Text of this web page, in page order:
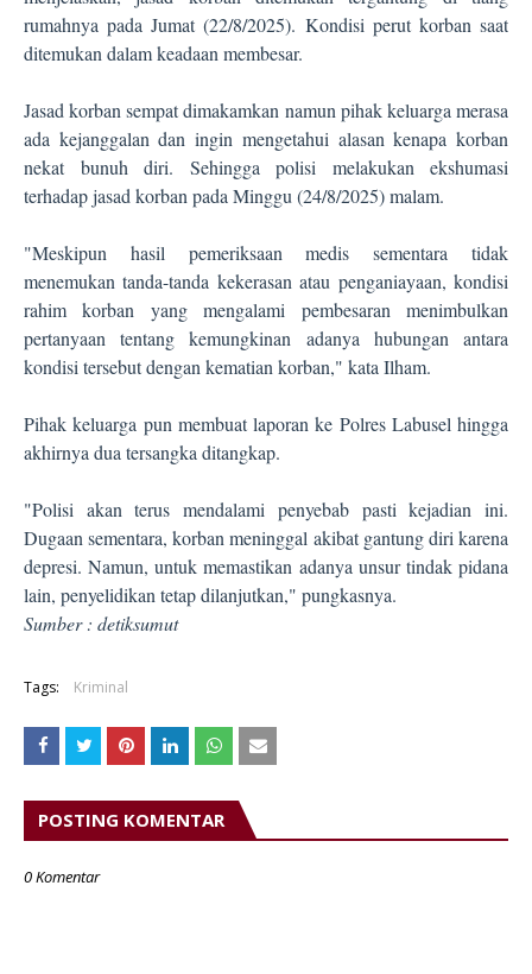
rumahnya pada Jumat (22/8/2025). Kondisi perut korban saat
ditemukan dalam keadaan membesar.
Jasad korban sempat dimakamkan namun pihak keluarga merasa
ada kejanggalan dan ingin mengetahui alasan kenapa korban
nekat bunuh diri. Sehingga polisi melakukan ekshumasi
terhadap jasad korban pada Minggu (24/8/2025) malam.
"Meskipun hasil pemeriksaan medis sementara tidak
menemukan tanda-tanda kekerasan atau penganiayaan, kondisi
rahim korban yang mengalami pembesaran menimbulkan
pertanyaan tentang kemungkinan adanya hubungan antara
kondisi tersebut dengan kematian korban," kata Ilham.
Pihak keluarga pun membuat laporan ke Polres Labusel hingga
akhirnya dua tersangka ditangkap.
"Polisi akan terus mendalami penyebab pasti kejadian ini.
Dugaan sementara, korban meninggal akibat gantung diri karena
depresi. Namun, untuk memastikan adanya unsur tindak pidana
lain, penyelidikan tetap dilanjutkan," pungkasnya.
Sumber : detiksumut
Tags: Kriminal
POSTING KOMENTAR
0 Komentar